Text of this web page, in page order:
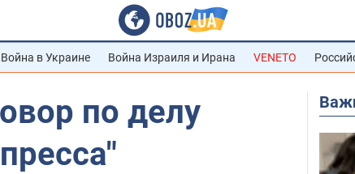
Война в Украине Война Израиля и Ирана VENETO
по делу